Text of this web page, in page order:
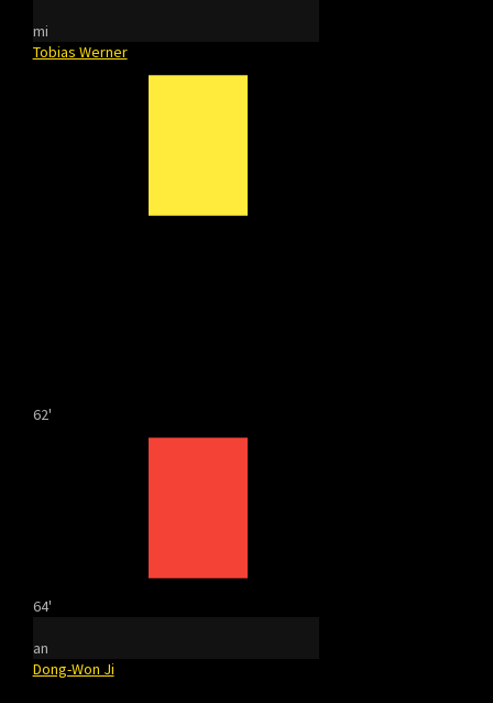
mi
Tobias Werner
62'
64'
an
Dong-Won Ji